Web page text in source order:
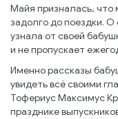
Майя призналась, что
задолго до поездки. О
узнала от своей
и не пропускает
Именно рассказы
увидеть всё своими
Тофериус Максимус
празднике